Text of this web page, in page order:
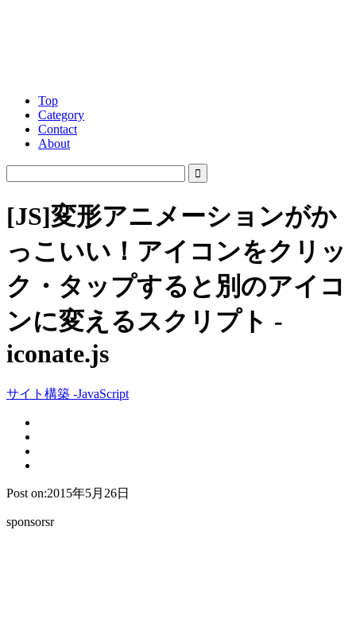
Top
Category
Contact
About
[JS]変形アニメーションがか
っこいい！アイコンをクリッ
ク・タップすると別のアイコ
ンに変えるスクリプト -
iconate.js
サイト構築 -JavaScript
Post on:2015年5月26日
sponsorsr